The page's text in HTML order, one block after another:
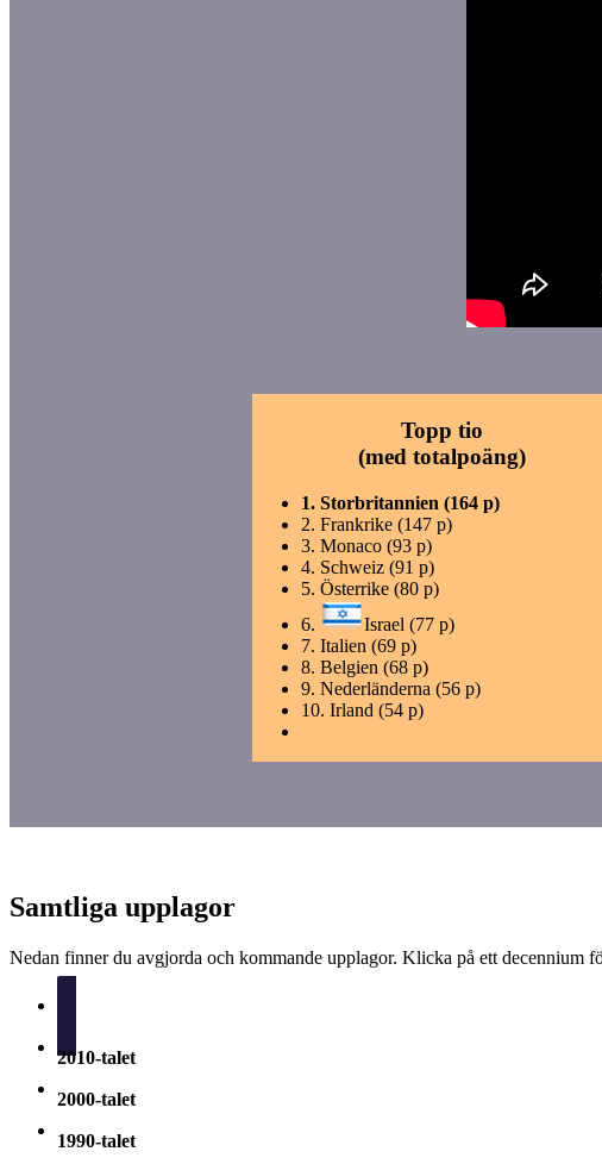
Topp tio
(med totalpoäng)
1. Storbritannien (164 p)
2. Frankrike (147 p)
3. Monaco (93 p)
4. Schweiz (91 p)
5. Österrike (80 p)
6.
Israel (77 p)
7. Italien (69 p)
8. Belgien (68 p)
9. Nederländerna (56 p)
10. Irland (54 p)
Samtliga upplagor
Nedan finner du avgjorda och kommande upplagor. Klicka på ett decennium
2010-talet
2000-talet
1990-talet